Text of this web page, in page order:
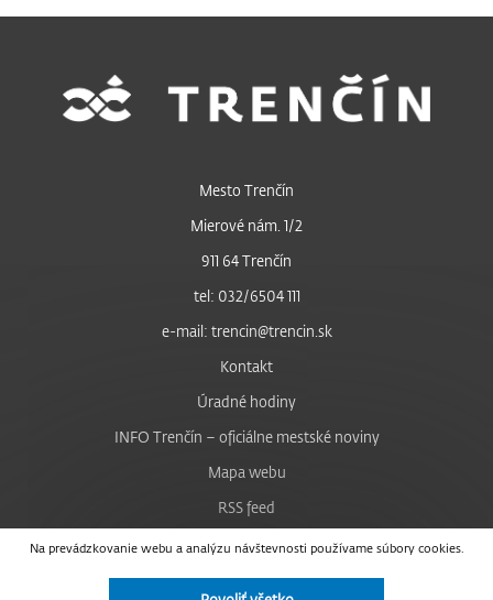
Na prevádzkovanie webu a analýzu návštevnosti používame súbory cookies.
Mesto Trenčín
Mierové nám. 1/2
911 64 Trenčín
tel: 032/6504 111
e-mail: trencin@trencin.sk
Kontakt
Úradné hodiny
INFO Trenčín – oficiálne mestské noviny
Mapa webu
RSS feed
Nastavenie cookies
Facebook